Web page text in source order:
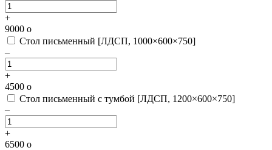
+
9000 o
Стол письменный [ЛДСП, 1000×600×750]
–
+
4500 o
Стол письменный с тумбой [ЛДСП, 1200×600×750]
–
+
6500 o